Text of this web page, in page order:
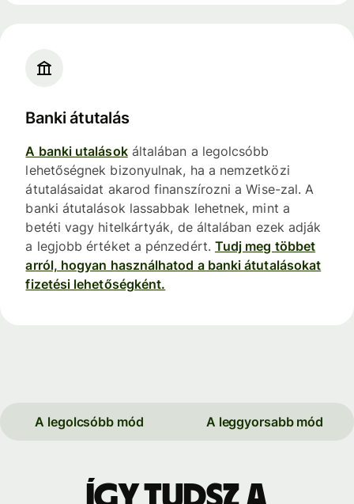
Banki átutalás
A banki utalásokáltalában a legolcsóbb
lehetőségnek bizonyulnak, ha a nemzetközi
átutalásaidat akarod finanszírozni a Wise-zal. A
banki átutalások lassabbak lehetnek, mint a
betéti vagy hitelkártyák, de általában ezek adják
a legjobb értéket a pénzedért. Tudj meg többet
arról, hogyan használhatod a banki átutalásokat
fizetési lehetőségként.
A legolcsóbb mód A leggyorsabb mód